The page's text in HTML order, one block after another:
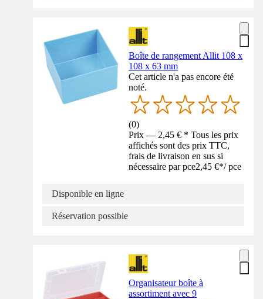
Boîte de rangement Allit 108 x
108 x 63 mm
Cet article n'a pas encore été
noté.
(0)
Prix — 2,45 € * Tous les prix
affichés sont des prix TTC,
frais de livraison en sus si
nécessaire par pce2,45 €*/ pce
Disponible en ligne
Réservation possible
Organisateur boîte à
assortiment avec 9